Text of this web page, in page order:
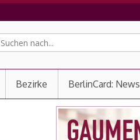
Bezirke BerlinCard: News